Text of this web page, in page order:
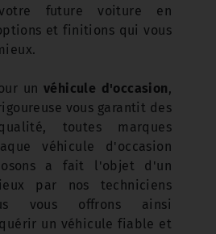
votre future voiture en
et finitions qui vous
un véhicule d'occasion,
vous garantit des
toutes marques
véhicule d'occasion
a fait l'objet d'un
par nos techniciens
vous offrons ainsi
un véhicule fiable et